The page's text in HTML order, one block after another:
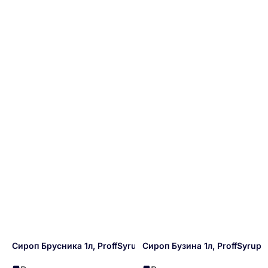
Сироп Брусника 1л, ProffSyrup Сироп Бузина 1л, ProffSyrup